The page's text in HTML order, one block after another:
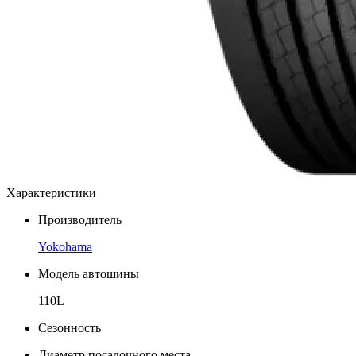
Характеристики
Производитель
Yokohama
Модель автошины
110L
Сезонность